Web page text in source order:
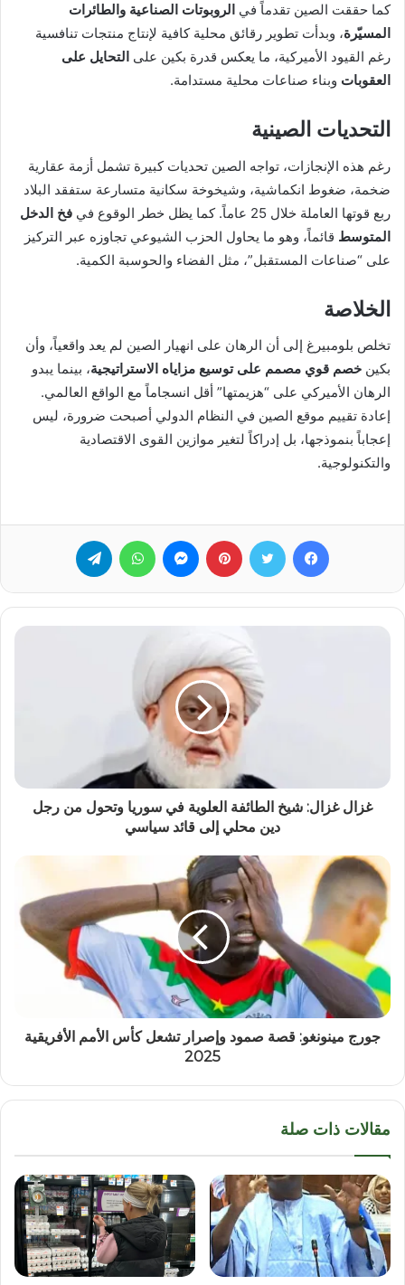
كما حققت الصين تقدماً في الروبوتات الصناعية والطائرات
المسيّرة، وبدأت تطوير رقائق محلية كافية لإنتاج منتجات تنافسية
رغم القيود الأميركية، ما يعكس قدرة بكين على التحايل على
العقوبات وبناء صناعات محلية مستدامة.
التحديات الصينية
رغم هذه الإنجازات، تواجه الصين تحديات كبيرة تشمل أزمة عقارية
ضخمة، ضغوط انكماشية، وشيخوخة سكانية متسارعة ستفقد البلاد
ربع قوتها العاملة خلال 25 عاماً. كما يظل خطر الوقوع في
فخ الدخل
المتوسط قائماً، وهو ما يحاول الحزب الشيوعي تجاوزه عبر التركيز
على “صناعات المستقبل”، مثل الفضاء والحوسبة الكمية.
الخلاصة
تخلص بلومبيرغ إلى أن الرهان على انهيار الصين لم يعد واقعياً، وأن
بكين خصم قوي مصمم على توسيع مزاياه الاستراتيجية، بينما يبدو
الرهان الأميركي على “هزيمتها” أقل انسجاماً مع الواقع العالمي.
إعادة تقييم موقع الصين في النظام الدولي أصبحت ضرورة، ليس
إعجاباً بنموذجها، بل إدراكاً لتغير موازين القوى الاقتصادية
والتكنولوجية.
فيسبوك تويتر بينتيريست ماسنجر واتساب
غزال غزال: شيخ الطائفة العلوية في سوريا وتحول من رجل
دين محلي إلى قائد سياسي
جورج مينونغو: قصة صمود وإصرار تشعل كأس الأمم الأفريقية
2025
مقالات ذات صلة